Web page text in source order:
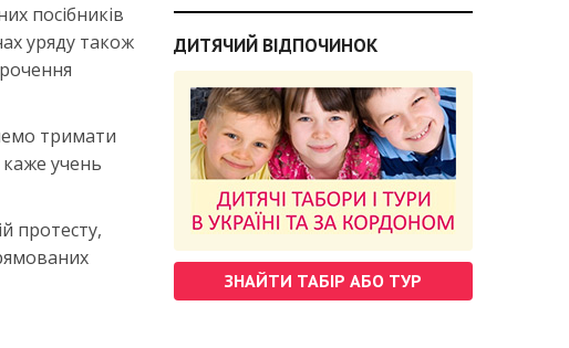
посібників
уряду також
тримати
учень
протесту,
ДИТЯЧИЙ ВІДПОЧИНОК
ЗНАЙТИ ТАБІР АБО ТУР